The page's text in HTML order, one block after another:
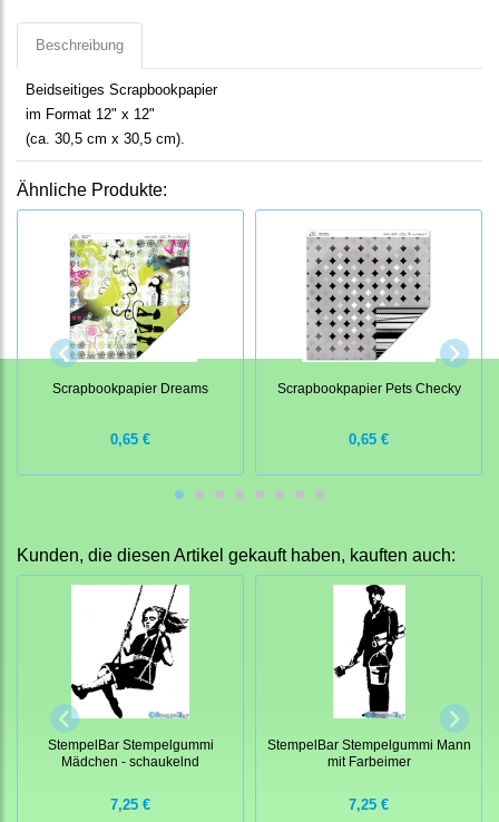
Beschreibung
Beidseitiges Scrapbookpapier
im Format 12" x 12"
(ca. 30,5 cm x 30,5 cm).
Ähnliche Produkte:
Scrapbookpapier Dreams
0,65 €
Scrapbookpapier Pets Checky
0,65 €
Kunden, die diesen Artikel gekauft haben, kauften auch:
StempelBar Stempelgummi
Mädchen - schaukelnd
7,25 €
StempelBar Stempelgummi Mann
mit Farbeimer
7,25 €